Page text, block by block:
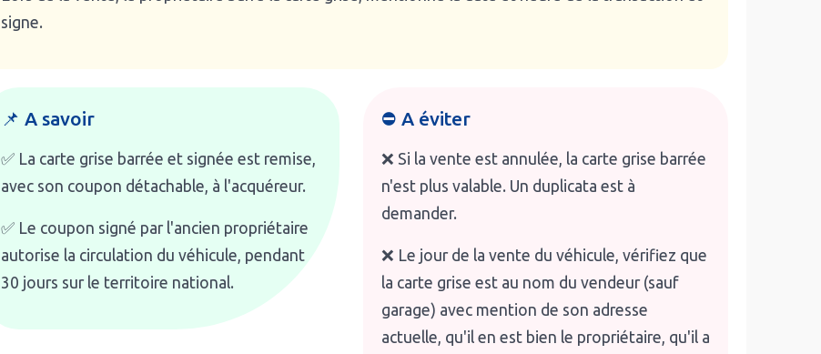
signe.
📌 A savoir
✅ La carte grise barrée et signée est remise,
avec son coupon détachable, à l'acquéreur.
✅ Le coupon signé par l'ancien propriétaire
autorise la circulation du véhicule, pendant
30 jours sur le territoire national.
⛔ A éviter
❌ Si la vente est annulée, la carte grise barrée
n'est plus valable. Un duplicata est à
demander.
❌ Le jour de la vente du véhicule, vérifiez que
la carte grise est au nom du vendeur (sauf
garage) avec mention de son adresse
actuelle, qu'il en est bien le propriétaire, qu'il a